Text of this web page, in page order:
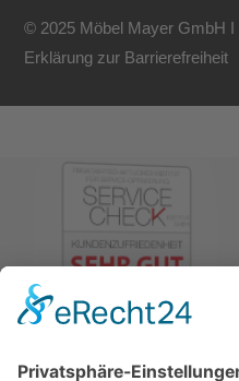
© 2025 Möbel Mayer GmbH I
Erklärung zur Barrierefreiheit
4.5/5.0